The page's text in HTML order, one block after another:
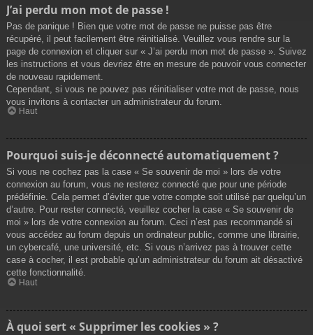
J’ai perdu mon mot de passe !
Pas de panique ! Bien que votre mot de passe ne puisse pas être
récupéré, il peut facilement être réinitialisé. Veuillez vous rendre sur la
page de connexion et cliquer sur « J’ai perdu mon mot de passe ». Suivez
les instructions et vous devriez être en mesure de pouvoir vous connecter
de nouveau rapidement.
Cependant, si vous ne pouvez pas réinitialiser votre mot de passe, nous
vous invitons à contacter un administrateur du forum.
Haut
Pourquoi suis-je déconnecté automatiquement ?
Si vous ne cochez pas la case « Se souvenir de moi » lors de votre
connexion au forum, vous ne resterez connecté que pour une période
prédéfinie. Cela permet d’éviter que votre compte soit utilisé par quelqu’un
d’autre. Pour rester connecté, veuillez cocher la case « Se souvenir de
moi » lors de votre connexion au forum. Ceci n’est pas recommandé si
vous accédez au forum depuis un ordinateur public, comme une librairie,
un cybercafé, une université, etc. Si vous n’arrivez pas à trouver cette
case à cocher, il est probable qu’un administrateur du forum ait désactivé
cette fonctionnalité.
Haut
À quoi sert « Supprimer les cookies » ?